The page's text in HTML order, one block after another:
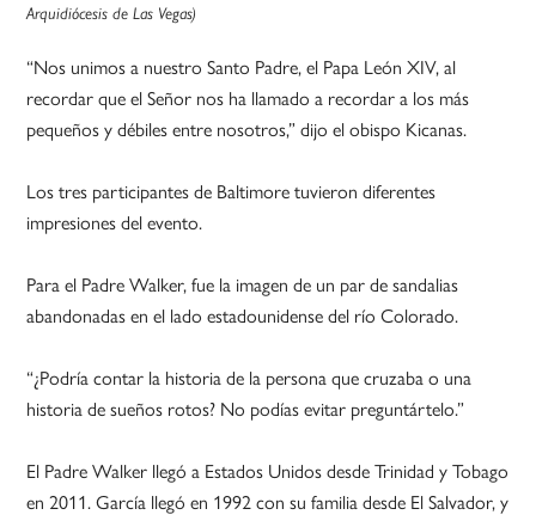
Arquidiócesis de Las Vegas)
“Nos unimos a nuestro Santo Padre, el Papa León XIV, al
recordar que el Señor nos ha llamado a recordar a los más
pequeños y débiles entre nosotros,” dijo el obispo Kicanas.
Los tres participantes de Baltimore tuvieron diferentes
impresiones del evento.
Para el Padre Walker, fue la imagen de un par de sandalias
abandonadas en el lado estadounidense del río Colorado.
“¿Podría contar la historia de la persona que cruzaba o una
historia de sueños rotos? No podías evitar preguntártelo.”
El Padre Walker llegó a Estados Unidos desde Trinidad y Tobago
en 2011. García llegó en 1992 con su familia desde El Salvador, y